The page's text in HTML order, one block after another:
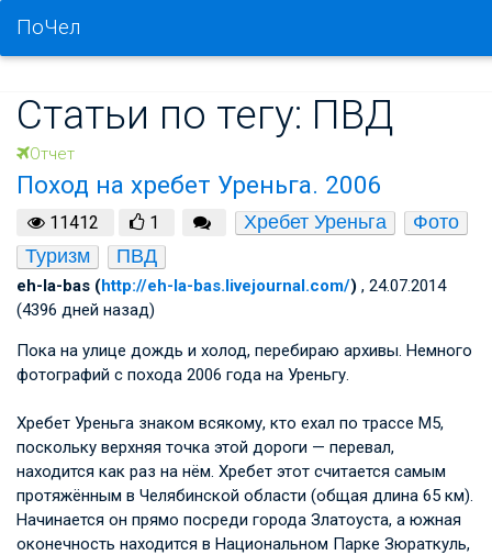
ПоЧел
Статьи по тегу: ПВД
Отчет
Поход на хребет Уреньга. 2006
11412 1 Хребет Уреньга
Фото
Туризм
ПВД
eh-la-bas (http://eh-la-bas.livejournal.com/) , 24.07.2014
(4396 дней назад)
Пока на улице дождь и холод, перебираю архивы. Немного
фотографий с похода 2006 года на Уреньгу.
Хребет Уреньга знаком всякому, кто ехал по трассе М5,
поскольку верхняя точка этой дороги — перевал,
находится как раз на нём. Хребет этот считается самым
протяжённым в Челябинской области (общая длина 65 км).
Начинается он прямо посреди города Златоуста, а южная
оконечность находится в Национальном Парке Зюраткуль,